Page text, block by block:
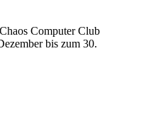
Computer Club
bis zum 30.